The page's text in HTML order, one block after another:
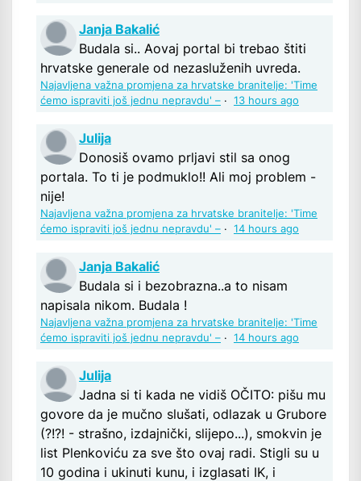
Janja Bakalić
Budala si.. Aovaj portal bi trebao štiti
hrvatske generale od nezasluženih uvreda.
Najavljena važna promjena za hrvatske branitelje: 'Time
ćemo ispraviti još jednu nepravdu' – · 13 hours ago
Julija
Donosiš ovamo prljavi stil sa onog
portala. To ti je podmuklo!! Ali moj problem -
nije!
Najavljena važna promjena za hrvatske branitelje: 'Time
ćemo ispraviti još jednu nepravdu' – · 14 hours ago
Janja Bakalić
Budala si i bezobrazna..a to nisam
napisala nikom. Budala !
Najavljena važna promjena za hrvatske branitelje: 'Time
ćemo ispraviti još jednu nepravdu' – · 14 hours ago
Julija
Jadna si ti kada ne vidiš OČITO: pišu mu
govore da je mučno slušati, odlazak u Grubore
(?!?! - strašno, izdajnički, slijepo...), smokvin je
list Plenkoviću za sve što ovaj radi. Stigli su u
10 godina i ukinuti kunu, i izglasati IK, i